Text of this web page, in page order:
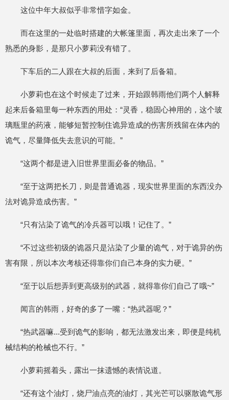
这位中年大叔似乎非常惜字如金。
而在这里的一处临时搭建的大帐篷里面，再次走出来了一个
熟悉的身影，是那只小萝莉没有错了。
下车后的二人跟在大叔的后面，来到了后备箱。
小萝莉也在这个时候走了过来，开始跟韩雨他们两个人解释
起来后备箱里每一种东西的用处：“灵香，稳固心神用的，这个玻
璃瓶里的药液，能够短暂控制住诡异造成的伤害所残留在体内的
诡气，尽量降低失去意识的可能。”
“这两个都是进入旧世界里面必备的物品。”
“至于这两把长刀，则是普通诡器，现实世界里面的东西没办
法对诡异造成伤害。”
“只有沾染了诡气的冷兵器可以哦！记住了。”
“不过这些初级的诡器只是沾染了少量的诡气，对于诡异的伤
害有限，所以本次考核还得靠你们自己本身的实力硬。”
“至于以后想弄到更高级别的武器，就得靠你们自己了哦~”
闻言的韩雨，好奇的多了一嘴：“热武器呢？”
“热武器嘛...受到诡气的影响，都无法激发出来，即便是纯机
械结构的枪械也不行。”
小萝莉摇着头，露出一抹遗憾的表情说道。
“还有这个油灯，烧尸油点亮的油灯，其光芒可以驱散诡气形